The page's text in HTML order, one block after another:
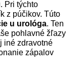
Pri týchto
z púčikov. Túto
u urológa. Ten
pohlavné žľazy
iné zdravotné
zápalov